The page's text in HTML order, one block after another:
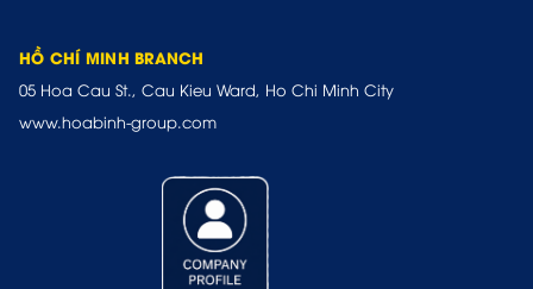
HỒ CHÍ MINH BRANCH
05 Hoa Cau St., Cau Kieu Ward, Ho Chi Minh City
www.hoabinh-group.com